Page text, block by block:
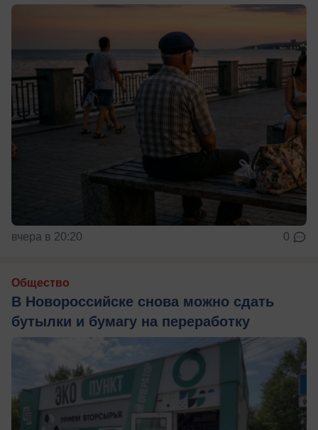
вчера в 20:20 0
Общество
В Новороссийске снова можно сдать
бутылки и бумагу на переработку